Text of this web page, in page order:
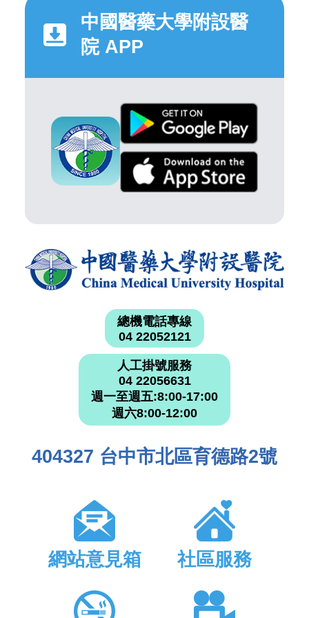
中國醫藥大學附設醫
院 APP
總機電話專線
04 22052121
人工掛號服務
04 22056631
週一至週五:8:00-17:00
週六8:00-12:00
404327 台中市北區育德路2號
網站意見箱 社區服務